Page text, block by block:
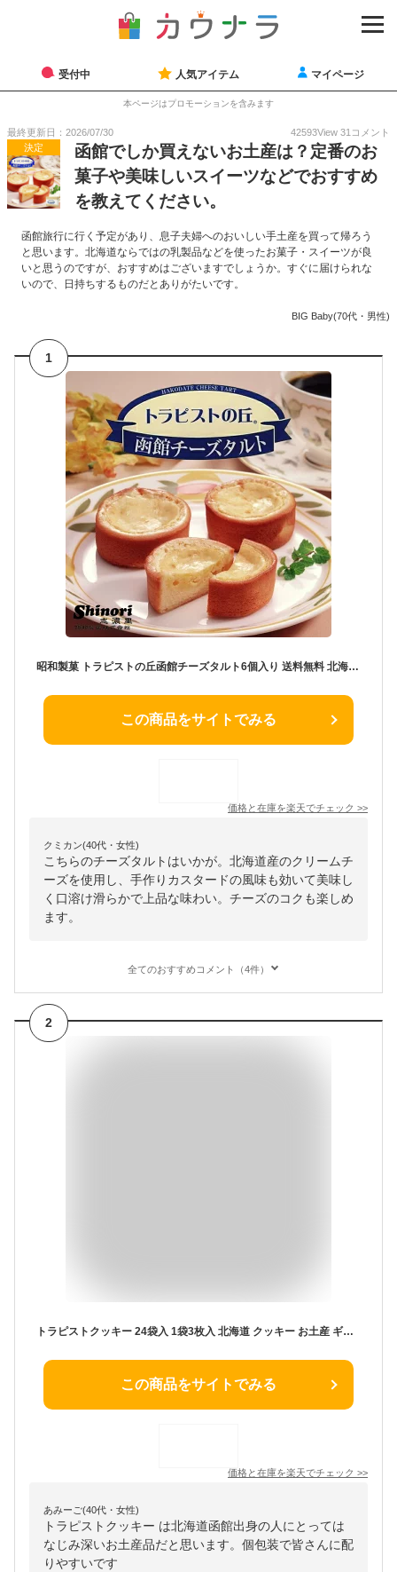
受付中 人気アイテム マイページ
本ページはプロモーションを含みます
最終更新日：2026/07/30 42593View 31 コメント
決定
函館でしか買えないお土産は？定番のお
菓子や美味しいスイーツなどでおすすめ
を教えてください。
函館旅行に行く予定があり、息子夫婦へのおいしい手土産を買って帰ろう
と思います。北海道ならではの乳製品などを使ったお菓子・スイーツが良
いと思うのですが、おすすめはございますでしょうか。すぐに届けられな
いので、日持ちするものだとありがたいです。
BIG Baby(70代・男性)
1
昭和製菓 トラピストの丘函館チーズタルト6個入り 送料無料 北海道産 牛乳 クリームチーズ お土産 ギフト プレゼント お菓子 バレンタイン
この商品をサイトでみる
価格と在庫を楽天でチェック >>
クミカン(40代・女性)
こちらのチーズタルトはいかが。北海道産のクリームチ
ーズを使用し、手作りカスタードの風味も効いて美味し
く口溶け滑らかで上品な味わい。チーズのコクも楽しめ
ます。
全てのおすすめコメント（4件）
2
トラピストクッキー 24袋入 1袋3枚入 北海道 クッキー お土産 ギフト プレゼント お菓子 バター トラピスト 函館バレンタイン
この商品をサイトでみる
価格と在庫を楽天でチェック >>
あみーご(40代・女性)
トラピストクッキー は北海道函館出身の人にとっては
なじみ深いお土産品だと思います。個包装で皆さんに配
りやすいです